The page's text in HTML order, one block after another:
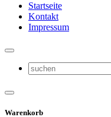
Startseite
Kontakt
Impressum
Warenkorb